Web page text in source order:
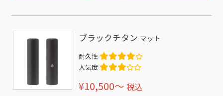
ブラックチタン マット
耐久性
人気度
¥10,500〜 税込